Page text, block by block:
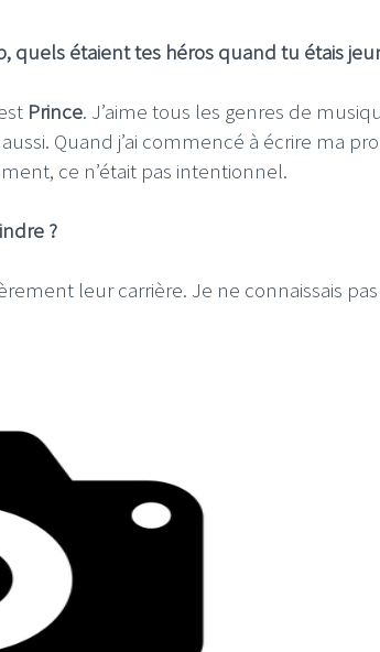
quels étaient tes héros quand tu étais
Prince. J’aime tous les genres de
Quand j’ai commencé à écrire ma
ce n’était pas intentionnel.
?
leur carrière. Je ne connaissais pas